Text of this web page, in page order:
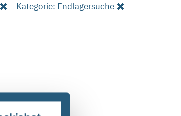
Kategorie: Endlagersuche